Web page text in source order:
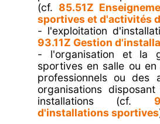
(cf. 85.51Z
sportives et d'activités
- l'exploitation
93.11Z Gestion
- l'organisation et la
sportives en salle ou
professionnels ou des
organisations
installations (cf.
d'installations sportives